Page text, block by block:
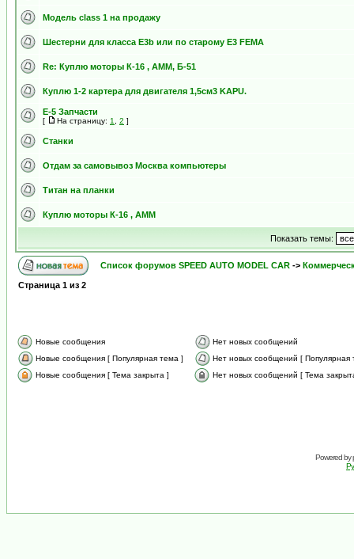
Модель class 1 на продажу
Шестерни для класса E3b или по старому E3 FEMA
Re: Куплю моторы К-16 , АММ, Б-51
Куплю 1-2 картера для двигателя 1,5см3 KAPU.
Е-5 Запчасти
[ На страницу: 1 2 ]
Станки
Отдам за самовывоз Москва компьютеры
Титан на планки
Куплю моторы К-16 , АММ
Показать темы:
Список форумов SPEED AUTO MODEL CAR ->
Страница 1 из 2
Новые сообщения
Нет новых сообщений
Новые сообщения [ Популярная тема ]
Нет новых сообщений [ Популярная
Новые сообщения [ Тема закрыта ]
Нет новых сообщений [ Тема
Powered by